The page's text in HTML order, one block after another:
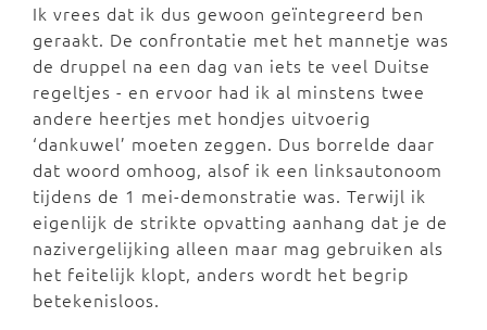
Ik vrees dat ik dus gewoon geïntegreerd ben
geraakt. De confrontatie met het mannetje was
de druppel na een dag van iets te veel Duitse
regeltjes - en ervoor had ik al minstens twee
andere heertjes met hondjes uitvoerig
‘dankuwel’ moeten zeggen. Dus borrelde daar
dat woord omhoog, alsof ik een linksautonoom
tijdens de 1 mei-demonstratie was. Terwijl ik
eigenlijk de strikte opvatting aanhang dat je de
nazivergelijking alleen maar mag gebruiken als
het feitelijk klopt, anders wordt het begrip
betekenisloos.